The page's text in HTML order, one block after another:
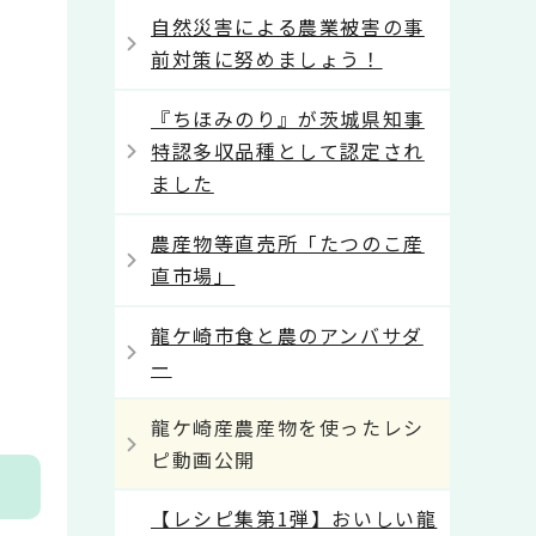
自然災害による農業被害の事
前対策に努めましょう！
『ちほみのり』が茨城県知事
特認多収品種として認定され
ました
農産物等直売所「たつのこ産
直市場」
龍ケ崎市食と農のアンバサダ
ー
龍ケ崎産農産物を使ったレシ
ピ動画公開
【レシピ集第1弾】おいしい龍